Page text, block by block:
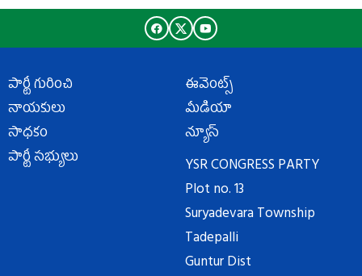
పార్టీ గురించి
నాయకులు
సాధకం
పార్టీ సభ్యులు
ఈవెంట్స్
మీడియా
న్యూస్
YSR CONGRESS PARTY
Plot no. 13
Suryadevara Township
Tadepalli
Guntur Dist